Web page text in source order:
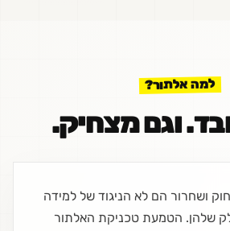
למה אלתור?
וגם מצחיק.
ושחרור הם לא הניגוד של למידה
שלהן. הטמעת טכניקת האלתור